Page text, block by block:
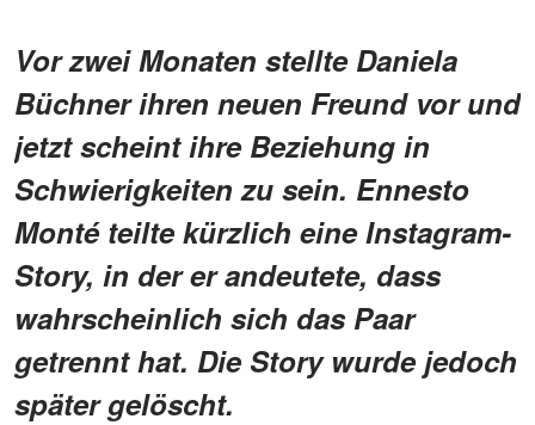
Vor zwei Monaten stellte Daniela
Büchner ihren neuen Freund vor und
jetzt scheint ihre Beziehung in
Schwierigkeiten zu sein. Ennesto
Monté teilte kürzlich eine Instagram-
Story, in der er andeutete, dass
wahrscheinlich sich das Paar
getrennt hat. Die Story wurde jedoch
später gelöscht.